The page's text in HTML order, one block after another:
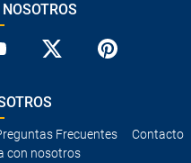
Frecuentes
Contacto
con nosotros